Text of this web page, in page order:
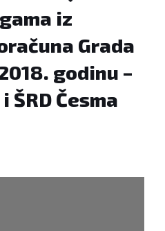
iz
Grada
godinu –
ŠRD Česma